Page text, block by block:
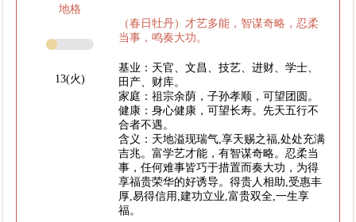
地格
13(火)
（春日牡丹）才艺多能，智谋奇略，忍柔
当事，鸣奏大功。
基业：天官、文昌、技艺、进财、学士、
田产、财库。
家庭：祖宗余荫，子孙孝顺，可望团圆。
健康：身心健康，可望长寿。先天五行不
合者不遇。
含义：天地溢现瑞气,享天赐之福,处处充满
吉兆。富学艺才能，有智谋奇略。忍柔当
事，任何难事皆巧于措置而奏大功，为得
享福贵荣华的好诱导。得贵人相助,受惠丰
厚,易得信用,建功立业,富贵双全,一生享
福。